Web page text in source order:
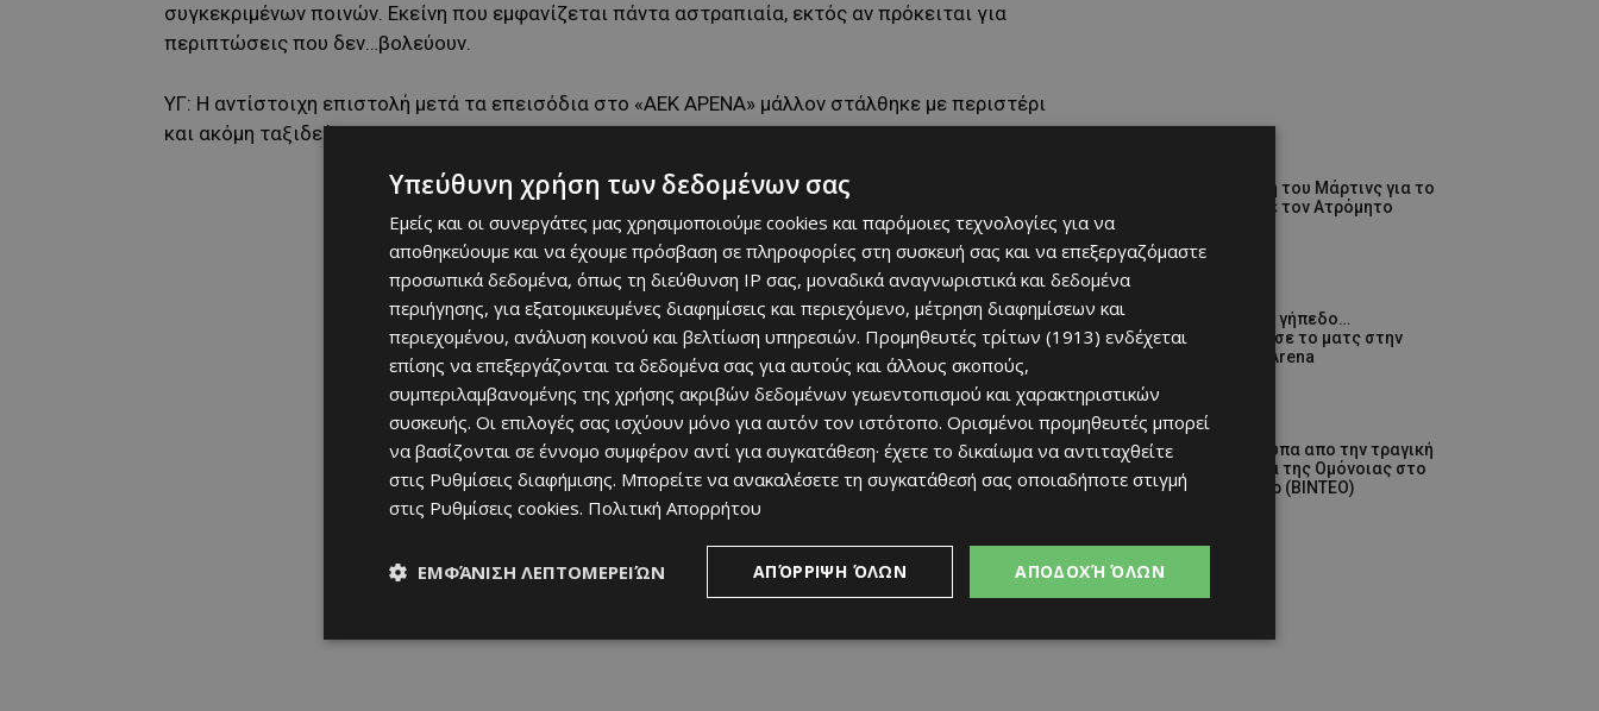
συγκεκριμένων ποινών. Εκείνη που εμφανίζεται πάντα αστραπιαία, εκτός αν πρόκειται για
περιπτώσεις που δεν…βολεύουν.
ΥΓ: Η αντίστοιχη επιστολή μετά τα επεισόδια στο «ΑΕΚ ΑΡΕΝΑ» μάλλον στάλθηκε με περιστέρι
και ακόμη ταξιδεύει…”
H σύνοψη του Μάρτινς για το
φιλικό με τον Ατρόμητο
06/08/2026
Ξανά στο γήπεδο…
Επανήρχισε το ματς στην
Red Bull Arena
Αθλητικά
Στιγμιότυπα απο την τραγική
παρουσία της Ομόνοιας στο
Γιβραλτάρ (ΒΙΝΤΕΟ)
Υπεύθυνη χρήση των δεδομένων σας
Εμείς και οι συνεργάτες μας χρησιμοποιούμε cookies και παρόμοιες τεχνολογίες για να
αποθηκεύουμε και να έχουμε πρόσβαση σε πληροφορίες στη συσκευή σας και να επεξεργαζόμαστε
προσωπικά δεδομένα, όπως τη διεύθυνση IP σας, μοναδικά αναγνωριστικά και δεδομένα
περιήγησης, για εξατομικευμένες διαφημίσεις και περιεχόμενο, μέτρηση διαφημίσεων και
περιεχομένου, ανάλυση κοινού και βελτίωση υπηρεσιών. Προμηθευτές τρίτων (1913) ενδέχεται
επίσης να επεξεργάζονται τα δεδομένα σας για αυτούς και άλλους σκοπούς,
συμπεριλαμβανομένης της χρήσης ακριβών δεδομένων γεωεντοπισμού και χαρακτηριστικών
συσκευής. Οι επιλογές σας ισχύουν μόνο για αυτόν τον ιστότοπο. Ορισμένοι προμηθευτές μπορεί
να βασίζονται σε έννομο συμφέρον αντί για συγκατάθεση· έχετε το δικαίωμα να αντιταχθείτε
στις Ρυθμίσεις διαφήμισης. Μπορείτε να ανακαλέσετε τη συγκατάθεσή σας οποιαδήποτε στιγμή
στις Ρυθμίσεις cookies. Πολιτική Απορρήτου
ΑΠΟΔΟΧΉ ΌΛΩΝ
ΑΠΌΡΡΙΨΗ ΌΛΩΝ
ΕΜΦΆΝΙΣΗ ΛΕΠΤΟΜΕΡΕΙΏΝ